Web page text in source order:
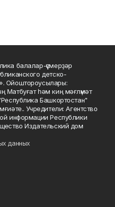
балалар-үҫмерҙәр
детско-
Ойоштороусылары:
Матбуғат һәм киң мәғлүмәт
Башкортостан"
Учредители: Агентство
информации Республики
Издательский дом
данных